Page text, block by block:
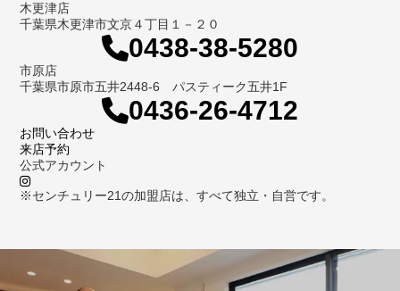
木更津店
千葉県木更津市文京４丁目１－２０
0438-38-5280
市原店
千葉県市原市五井2448-6 パスティーク五井1F
0436-26-4712
お問い合わせ
来店予約
公式アカウント
※センチュリー21の加盟店は、すべて独立・自営です。